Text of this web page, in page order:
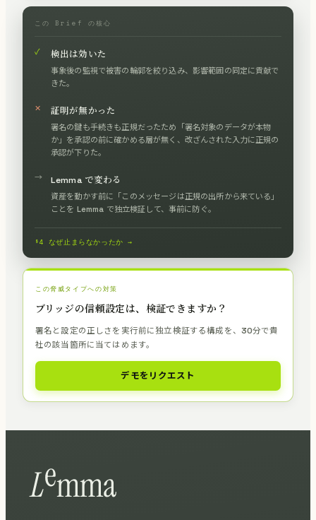
この Brief の核心
✓ 検出は効いた
事象後の監視で被害の輪郭を絞り込み、影響範囲の同定に貢献で
きた。
✕ 証明が無かった
署名の鍵も手続きも正規だったため「署名対象のデータが本物
か」を承認の前に確かめる層が無く、改ざんされた入力に正規の
承認が下りた。
→ Lemma で変わる
資産を動かす前に「このメッセージは正規の出所から来ている」
ことを Lemma で独立検証して、事前に防ぐ。
§4 なぜ止まらなかったか →
この脅威タイプへの対策
ブリッジの信頼設定は、検証できますか？
署名と設定の正しさを実行前に独立検証する構成を、30分で貴
社の該当箇所に当てはめます。
デモをリクエスト